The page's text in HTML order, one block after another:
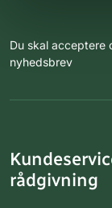
Du skal acceptere
nyhedsbrev
rådgivning